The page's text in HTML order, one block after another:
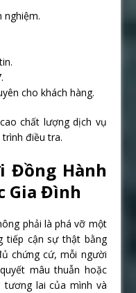
nghiệm.
cho khách hàng.
chất lượng dịch vụ
điều tra.
Đồng Hành
Gia Đình
phải là phá vỡ một
tiếp cận sự thật bằng
chứng cứ, mỗi người
mâu thuẫn hoặc
lai của mình và